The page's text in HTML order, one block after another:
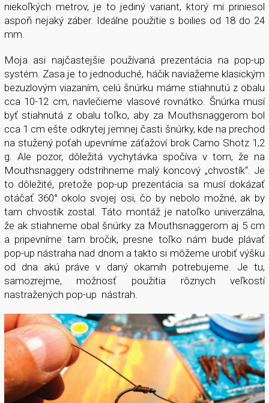
niekoľkých metrov, je to jediný variant, ktorý mi priniesol
aspoň nejaký záber. Ideálne použitie s boilies od 18 do 24
mm.
Moja asi najčastejšie používaná prezentácia na pop-up
systém. Zasa je to jednoduché, háčik naviažeme klasickým
bezuzlovým viazaním, celú šnúrku máme stiahnutú z obalu
cca 10-12 cm, navlečieme vlasové rovnátko. Šnúrka musí
byť stiahnutá z obalu toľko, aby za Mouthsnaggerom bol
cca 1 cm ešte odkrytej jemnej časti šnúrky, kde na prechod
na stužený poťah upevníme záťažoví brok Camo Shotz 1,2
g. Ale pozor, dôležitá vychytávka spočíva v tom, že na
Mouthsnaggery odstrihneme malý koncový „chvostík“. Je
to dôležité, pretože pop-up prezentácia sa musí dokázať
otáčať 360° okolo svojej osi, čo by nebolo možné, ak by
tam chvostík zostal. Táto montáž je natoľko univerzálna,
že ak stiahneme obal šnúrky za Mouthsnaggerom aj 5 cm
a pripevníme tam bročik, presne toľko nám bude plávať
pop-up nástraha nad dnom a takto si môžeme urobiť výšku
od dna akú práve v daný okamih potrebujeme. Je tu,
samozrejme, možnosť použitia rôznych veľkostí
nastražených pop-up nástrah.